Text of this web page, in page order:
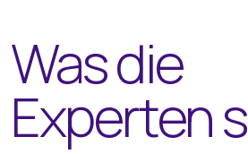
Was die
Experten